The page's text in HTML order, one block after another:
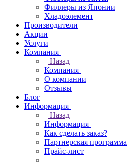
Филлеры из Японии
Хладоэлемент
Производители
Акции
Услуги
Компания
Назад
Компания
О компании
Отзывы
Блог
Информация
Назад
Информация
Как сделать заказ?
Партнерская программа
Прайс-лист